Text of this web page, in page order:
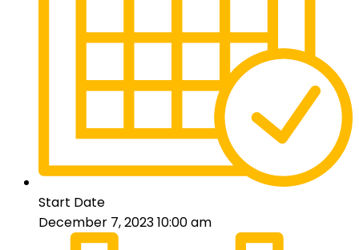
Start Date
December 7, 2023 10:00 am